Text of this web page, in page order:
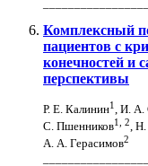
Комплексный
пациентов с
конечностей и
перспективы
Р. Е. Калинин1 , И.
С. Пшенников1, 2, Н.
А. А. Герасимов2